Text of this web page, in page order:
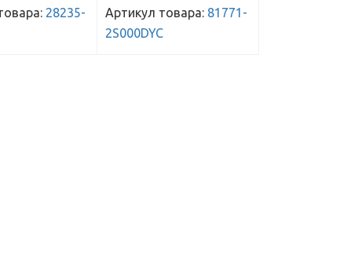
28235-
Артикул товара: 81771-
2S000DYC